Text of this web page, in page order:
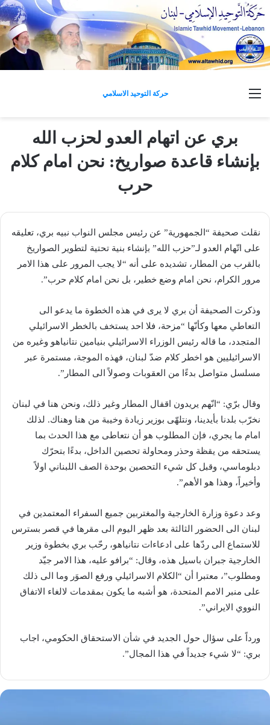
حركة التوحيد الاسلامي
بري عن اتهام العدو لحزب الله
بإنشاء قاعدة صواريخ: نحن امام كلام
حرب
نقلت صحيفة “الجمهورية” عن رئيس مجلس النواب ​نبيه بري​، تعليقه
على اتّهام ​العدو​ لـ”​حزب الله​” بإنشاء بنية تحتية لتطوير ​الصواريخ​
بالقرب من المطار، تشديده على أنه “لا يجب المرور على هذا الامر
مرور الكرام، نحن امام وضع خطير، بل نحن امام كلام حرب”.
وذكرت الصحيفة أن بري لا يرى في هذه الخطوة ما يدعو الى
التعاطي معها وكأنّها “مزحة، فلا احد يستخف بالخطر الاسرائيلي
المتجدد، ما قاله رئيس الوزراء الاسرائيلي ​بنيامين نتانياهو​ وغيره من
الاسرائيليين هو اخطر كلام ضدّ ​لبنان​، فهذه الموجة، مستمرة عبر
مسلسل متواصل بدءًا من العقوبات وصولاً الى المطار”.
وقال برّي: “انّهم يريدون اقفال المطار وغير ذلك، ونحن هنا في لبنان
نخرّب بلدنا بأيدينا، ونتلهّى بوزير زيادة وخيبة من هنا وهناك. لذلك
امام ما يجري، فإن المطلوب هو أن نتعاطى مع هذا الحدث بما
يستحقه من يقظة وحذر ومحاولة تحصين الداخل، بدءًا بتحرّك
دبلوماسي، وقبل كل شيء التحصين بوحدة الصف اللبناني اولاً
وأخيراً، وهذا هو الأهم”.
وعد دعوة وزارة الخارجية والمغتربين جميع السفراء المعتمدين في
لبنان الى الحضور الثالثة بعد ظهر اليوم الى مقرها في قصر بسترس
للاستماع الى ردّها على ادعاءات نتانياهو، رحّب بري بخطوة وزير
الخارجية جبران باسيل هذه، وقال: “برافو عليه، هذا الامر جيّد
ومطلوب”، معتبرا أن “الكلام الاسرائيلي ورفع الصوَر وما الى ذلك
على منبر الامم المتحدة، هو أشبه ما يكون بمقدمات لالغاء الاتفاق
النووي الايراني”.
ورداً على سؤال حول الجديد في شأن الاستحقاق الحكومي، اجاب
بري: “لا شيء جديداً في هذا المجال”.